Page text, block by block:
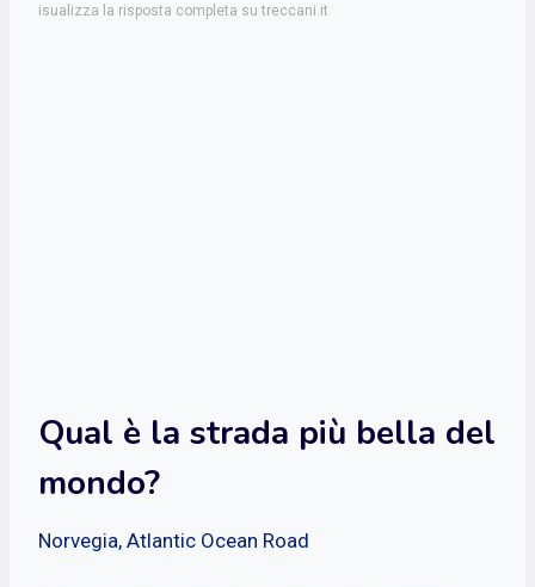
isualizza la risposta completa su treccani.it
Qual è la strada più bella del
mondo?
Norvegia, Atlantic Ocean Road